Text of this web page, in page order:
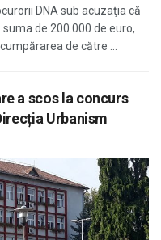
DNA sub acuzaţia că
de 200.000 de euro,
de către ...
a scos la concurs
Urbanism